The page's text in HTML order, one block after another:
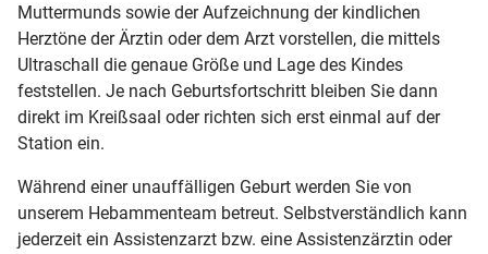
Muttermunds sowie der Aufzeichnung der kindlichen
Herztöne der Ärztin oder dem Arzt vorstellen, die mittels
Ultraschall die genaue Größe und Lage des Kindes
feststellen. Je nach Geburtsfortschritt bleiben Sie dann
direkt im Kreißsaal oder richten sich erst einmal auf der
Station ein.
Während einer unauffälligen Geburt werden Sie von
unserem Hebammenteam betreut. Selbstverständlich kann
jederzeit ein Assistenzarzt bzw. eine Assistenzärztin oder